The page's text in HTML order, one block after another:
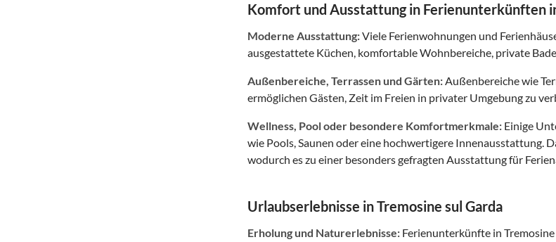
Komfort und Ausstattung in Ferienunterkünften
Moderne Ausstattung:Viele Ferienwohnungen und
ausgestattete Küchen, komfortable Wohnbereiche, private
Außenbereiche, Terrassen und Gärten:Außenbereiche wie
ermöglichen Gästen, Zeit im Freien in privater Umgebung zu
Wellness, Pool oder besondere Komfortmerkmale: Einige
wie Pools, Saunen oder eine hochwertigere Innenausstattung.
wodurch es zu einer besonders gefragten Ausstattung für
Urlaubserlebnisse in Tremosine sul Garda
Erholung und Naturerlebnisse: Ferienunterkünfte in